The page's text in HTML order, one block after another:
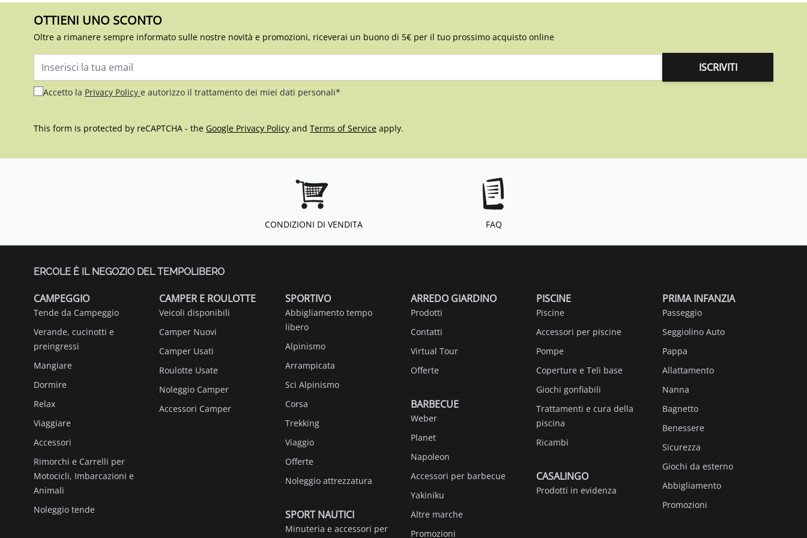
OTTIENI UNO SCONTO
Oltre a rimanere sempre informato sulle nostre novità e promozioni, riceverai un buono di 5€ per il tuo prossimo acquisto online
Indirizzo email ISCRIVITI
Accetto la Privacy Policy e autorizzo il trattamento dei miei dati personali*
This form is protected by reCAPTCHA - the Google Privacy Policy and Terms of Service apply.
CONDIZIONI DI VENDITA FAQ
ERCOLE È IL NEGOZIO DEL TEMPOLIBERO
CAMPEGGIO
Tende da Campeggio
Verande, cucinotti e
preingressi
Mangiare
Dormire
Relax
Viaggiare
Accessori
Rimorchi e Carrelli per
Motocicli, Imbarcazioni e
Animali
Noleggio tende
CAMPER E ROULOTTE
Veicoli disponibili
Camper Nuovi
Camper Usati
Roulotte Usate
Noleggio Camper
Accessori Camper
SPORTIVO
Abbigliamento tempo
libero
Alpinismo
Arrampicata
Sci Alpinismo
Corsa
Trekking
Viaggio
Offerte
Noleggio attrezzatura
SPORT NAUTICI
Minuteria e accessori per
ARREDO GIARDINO
Prodotti
Contatti
Virtual Tour
Offerte
BARBECUE
Weber
Planet
Napoleon
Accessori per barbecue
Yakiniku
Altre marche
Promozioni
PISCINE
Piscine
Accessori per piscine
Pompe
Coperture e Teli base
Giochi gonfiabili
Trattamenti e cura della
piscina
Ricambi
CASALINGO
Prodotti in evidenza
PRIMA INFANZIA
Passeggio
Seggiolino Auto
Pappa
Allattamento
Nanna
Bagnetto
Benessere
Sicurezza
Giochi da esterno
Abbigliamento
Promozioni